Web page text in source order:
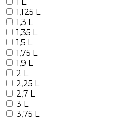
1,125 L
1,3 L
1,35 L
1,5 L
1,75 L
1,9 L
2 L
2,25 L
2,7 L
3 L
3,75 L